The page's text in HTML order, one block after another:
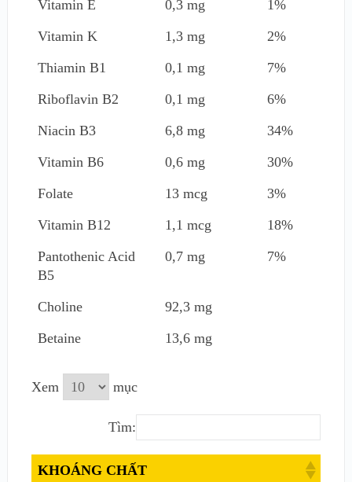
Vitamin E 0,3 mg
1%
Vitamin K
1,3 mg
2%
Thiamin B1
0,1 mg
7%
Riboflavin B2
0,1 mg
6%
Niacin B3
6,8 mg
34%
Vitamin B6
0,6 mg
30%
Folate
13 mcg
3%
Vitamin B12
1,1 mcg
18%
Pantothenic Acid
B5
0,7 mg 7%
Choline
92,3 mg
Betaine
13,6 mg
Xem mục
Tìm:
KHOÁNG CHẤT